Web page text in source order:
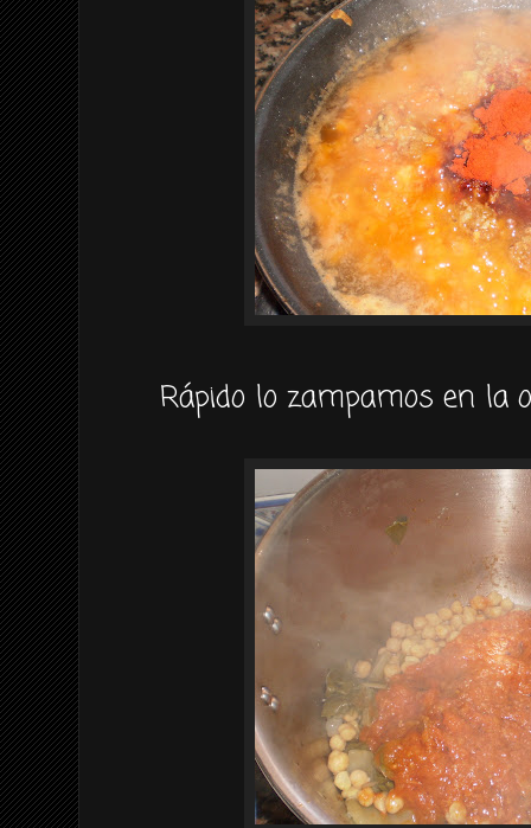
Rápido lo zampamos en la